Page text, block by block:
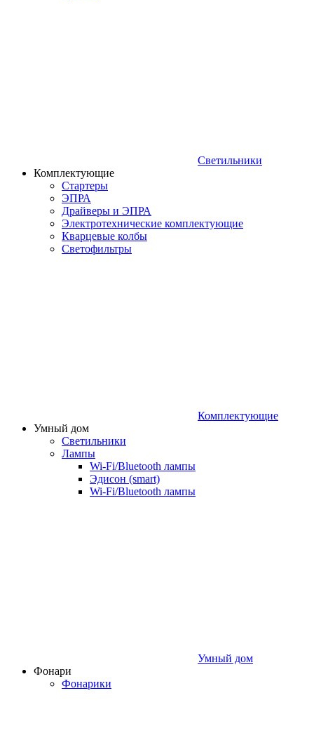
Светильники
Комплектующие
Стартеры
ЭПРА
Драйверы и ЭПРА
Электротехнические комплектующие
Кварцевые колбы
Светофильтры
Комплектующие
Умный дом
Светильники
Лампы
Wi‑Fi/Bluetooth лампы
Эдисон (smart)
Wi-Fi/Bluetooth лампы
Умный дом
Фонари
Фонарики